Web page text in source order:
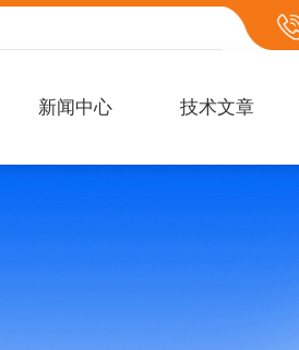
新闻中心 技术文章